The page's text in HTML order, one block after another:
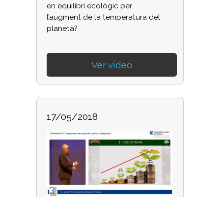
en equilibri ecològic per
l’augment de la temperatura del
planeta?
Ver vídeo
17/05/2018